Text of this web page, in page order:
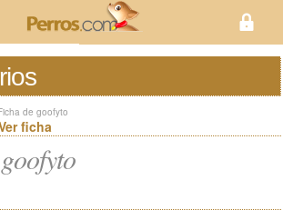
de goofyto
ficha
goofyto